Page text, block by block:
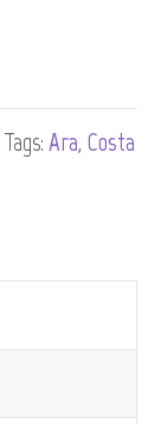
Tags: Ara, Costa